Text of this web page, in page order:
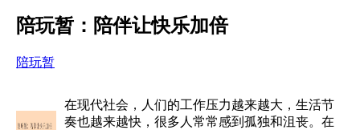
陪玩暂：陪伴让快乐加倍
陪玩暂
在现代社会，人们的工作压力越来越大，生活节
奏也越来越快，很多人常常感到孤独和沮丧。在